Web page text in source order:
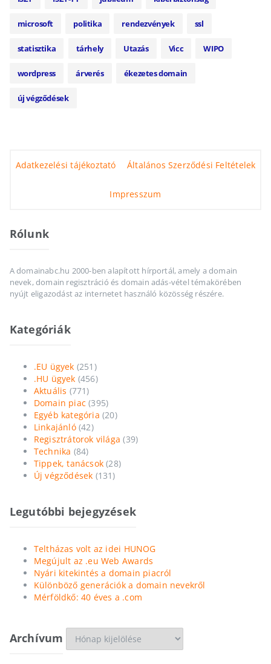
microsoft politika rendezvények ssl
statisztika tárhely Utazás Vicc WIPO
wordpress árverés ékezetes domain
új végződések
Adatkezelési tájékoztató Általános Szerződési Feltételek
Impresszum
Rólunk
A domainabc.hu 2000-ben alapított hírportál, amely a domain
nevek, domain regisztráció és domain adás-vétel témakörében
nyújt eligazodást az internetet használó közösség részére.
Kategóriák
.EU ügyek (251)
.HU ügyek (456)
Aktuális (771)
Domain piac (395)
Egyéb kategória (20)
Linkajánló(42)
Regisztrátorok világa (39)
Technika (84)
Tippek, tanácsok (28)
Új végződések (131)
Legutóbbi bejegyzések
Teltházas volt az idei HUNOG
Megújult az .eu Web Awards
Nyári kitekintés a domain piacról
Különböző generációk a domain nevekről
Mérföldkő: 40 éves a .com
Archívum